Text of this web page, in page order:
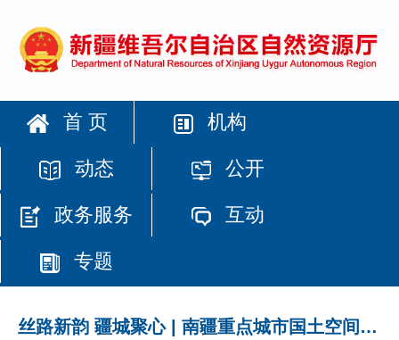
首 页 机构
动态 公开
政务服务 互动
专题
丝路新韵 疆城聚心 | 南疆重点城市国土空间规划城市设计挑战赛圆满收官
文章来源：新疆自然资源
福，弘扬尊老、敬老的传统美德，10月12日，厅党组以慰
问信形式向全厅230名离退休老同志致以美好的祝福和诚挚
的慰问。10月14日重阳节当日，厅党组书记曾艳阳、厅
迎国庆学党史颂巾帼自然资源厅举办“凝聚
发布时间：2021-09-30 17:57